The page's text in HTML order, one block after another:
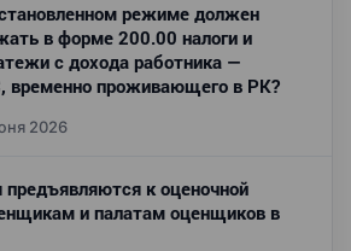
режиме должен
в форме 200.00 налоги и
с дохода работника —
временно проживающего в РК?
2026
предъявляются к оценочной
и палатам оценщиков в